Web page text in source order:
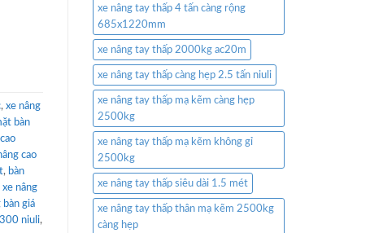
, xe nâng
bàn
cao
, bàn
xe nâng
bàn giá
niuli,
xe nâng tay thấp 4 tấn càng rộng
685x1220mm
xe nâng tay thấp 2000kg ac20m
xe nâng tay thấp càng hẹp 2.5 tấn niuli
xe nâng tay thấp mạ kẽm càng hẹp
2500kg
xe nâng tay thấp mạ kẽm không gỉ
2500kg
xe nâng tay thấp siêu dài 1.5 mét
xe nâng tay thấp thân mạ kẽm 2500kg
càng hẹp